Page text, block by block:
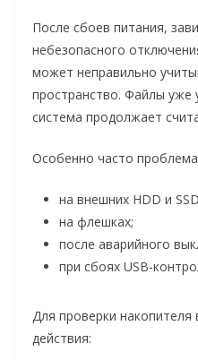
После сбоев питания,
небезопасного
может неправильно
пространство. Файлы уже
система продолжает
Особенно часто проблема
на внешних HDD и
на флешках;
после аварийного
при сбоях USB-
Для проверки
действия: